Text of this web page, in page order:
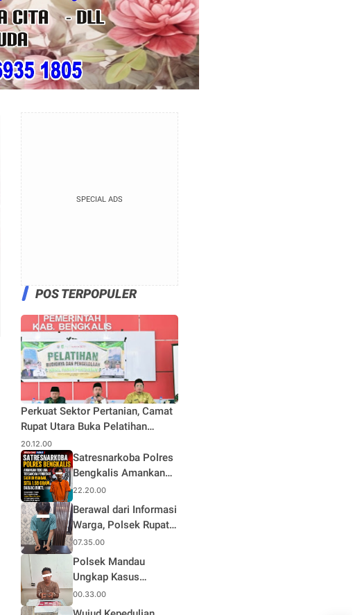
SPECIAL ADS
POS TERPOPULER
Perkuat Sektor Pertanian, Camat
Rupat Utara Buka Pelatihan
Budidaya dan Pengelolaan Hasil
Panen Pertanian di Desa Teluk
Rhu
20.12.00
Satresnarkoba Polres
Bengkalis Amankan
Terduga Pengedar
Sabu di Mandau, Sita
1,59 Gram Barang
Bukti
22.20.00
Berawal dari Informasi
Warga, Polsek Rupat
Ungkap Kasus Sabu
dan Amankan Seorang
Pria
07.35.00
Polsek Mandau
Ungkap Kasus
Narkotika, Seorang
Pria Diamankan
00.33.00